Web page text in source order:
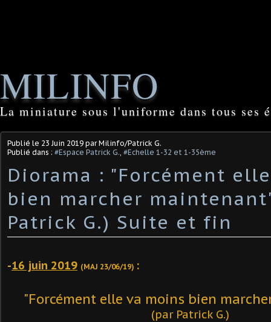
MILINFO
La miniature sous l'uniforme dans tous ses
Publié le 23 Juin 2019 par Milinfo/Patrick G.
Publié dans : #Espace Patrick G., #Echelle 1-32 et 1-35ème
Diorama : "Forcément
bien marcher
Patrick G.) Suite et fin
-16 juin 2019 (MAJ 23/06/19) :
"Forcément elle va moins bien
(par Patrick G.)